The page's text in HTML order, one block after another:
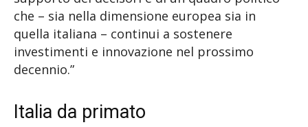
che – sia nella dimensione europea sia in
quella italiana – continui a sostenere
investimenti e innovazione nel prossimo
decennio.”
Italia da primato